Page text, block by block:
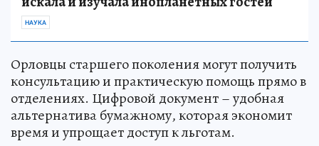
НАУКА
Орловцы старшего поколения могут получить
консультацию и практическую помощь прямо в
отделениях. Цифровой документ – удобная
альтернатива бумажному, которая экономит
время и упрощает доступ к льготам.